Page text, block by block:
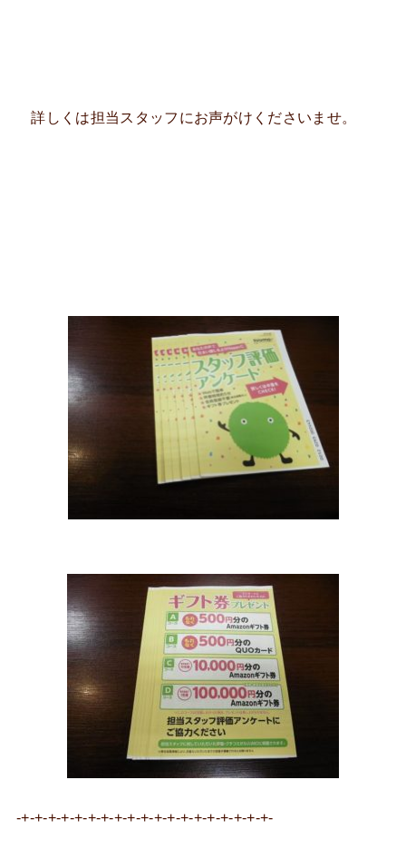
詳しくは担当スタッフにお声がけくださいませ。
-+-+-+-+-+-+-+-+-+-+-+-+-+-+-+-+-+-+-+-